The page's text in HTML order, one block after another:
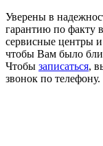
Уверены в
гарантию по факту
сервисные центры
чтобы Вам было
Чтобы записаться,
звонок по телефону.